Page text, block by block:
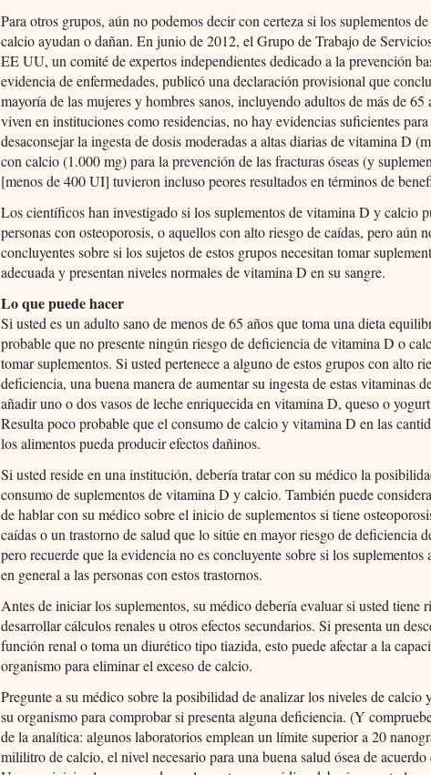
Para otros grupos, aún no podemos decir con certeza si los suplementos
calcio ayudan o dañan. En junio de 2012, el Grupo de Trabajo de
EE UU, un comité de expertos independientes dedicado a la prevención
evidencia de enfermedades, publicó una declaración provisional que
mayoría de las mujeres y hombres sanos, incluyendo adultos de más de 65
viven en instituciones como residencias, no hay evidencias suficientes
desaconsejar la ingesta de dosis moderadas a altas diarias de vitamina D
con calcio (1.000 mg) para la prevención de las fracturas óseas (y
[menos de 400 UI] tuvieron incluso peores resultados en términos de
Los científicos han investigado si los suplementos de vitamina D y calcio
personas con osteoporosis, o aquellos con alto riesgo de caídas, pero aún
concluyentes sobre si los sujetos de estos grupos necesitan tomar
adecuada y presentan niveles normales de vitamina D en su sangre.
Lo que puede hacer
Si usted es un adulto sano de menos de 65 años que toma una dieta
probable que no presente ningún riesgo de deficiencia de vitamina D o
tomar suplementos. Si usted pertenece a alguno de estos grupos con alto
deficiencia, una buena manera de aumentar su ingesta de estas vitaminas
añadir uno o dos vasos de leche enriquecida en vitamina D, queso o
Resulta poco probable que el consumo de calcio y vitamina D en las
los alimentos pueda producir efectos dañinos.
Si usted reside en una institución, debería tratar con su médico la
consumo de suplementos de vitamina D y calcio. También puede
de hablar con su médico sobre el inicio de suplementos si tiene
caídas o un trastorno de salud que lo sitúe en mayor riesgo de deficiencia
pero recuerde que la evidencia no es concluyente sobre si los suplementos
en general a las personas con estos trastornos.
Antes de iniciar los suplementos, su médico debería evaluar si usted tiene
desarrollar cálculos renales u otros efectos secundarios. Si presenta un
función renal o toma un diurético tipo tiazida, esto puede afectar a la
organismo para eliminar el exceso de calcio.
Pregunte a su médico sobre la posibilidad de analizar los niveles de calcio
su organismo para comprobar si presenta alguna deficiencia. (Y
de la analítica: algunos laboratorios emplean un límite superior a 20
mililitro de calcio, el nivel necesario para una buena salud ósea de